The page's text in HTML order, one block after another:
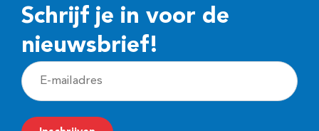
Schrijf je in voor de
nieuwsbrief!
E
-
m